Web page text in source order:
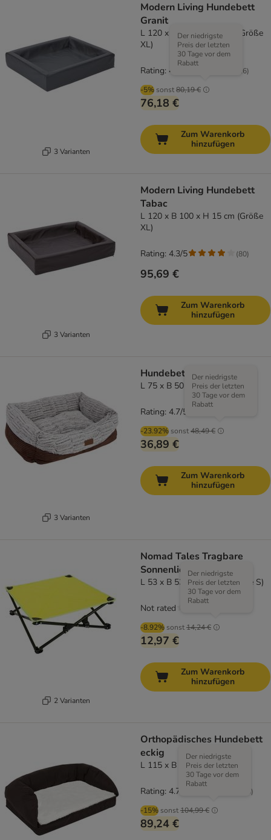
3 Varianten
Modern Living Hundebett
Granit
L 120 x B 100 x H 15 cm (Größe
XL)
-5% sonst80,19 €
Der niedrigste
Preis der letzten
30 Tage vor dem
Rabatt
76,18 €
Rating: 4.1/5 26)
Zum Warenkorb
hinzufügen
3 Varianten
Modern Living Hundebett
Tabac
L 120 x B 100 x H 15 cm (Größe
XL)
95,69 €
Rating: 4.3/5 (80)
Zum Warenkorb
hinzufügen
3 Varianten
Hundebett hyggelig
L 75 x B 50 x H 25 cm
-23.92% sonst48,49 €
Der niedrigste
Preis der letzten
30 Tage vor dem
Rabatt
36,89 €
Rating: 4.7/5
Zum Warenkorb
hinzufügen
2 Varianten
Nomad Tales Tragbare
Sonnenliege
L 53 x B 53 x H 23 cm (Größe S)
-8.92% sonst14,24 €
Der niedrigste
Preis der letzten
30 Tage vor dem
Rabatt
12,97 €
Not rated
Zum Warenkorb
hinzufügen
Orthopädisches Hundebett
eckig
L 115 x B 70 x H 32 cm
-15% sonst104,99 €
Der niedrigste
Preis der letzten
30 Tage vor dem
Rabatt
89,24 €
Rating: 4.7/5 776)